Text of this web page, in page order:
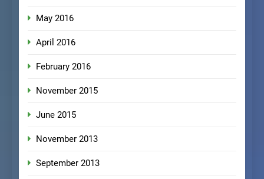
May 2016
April 2016
February 2016
November 2015
June 2015
November 2013
September 2013